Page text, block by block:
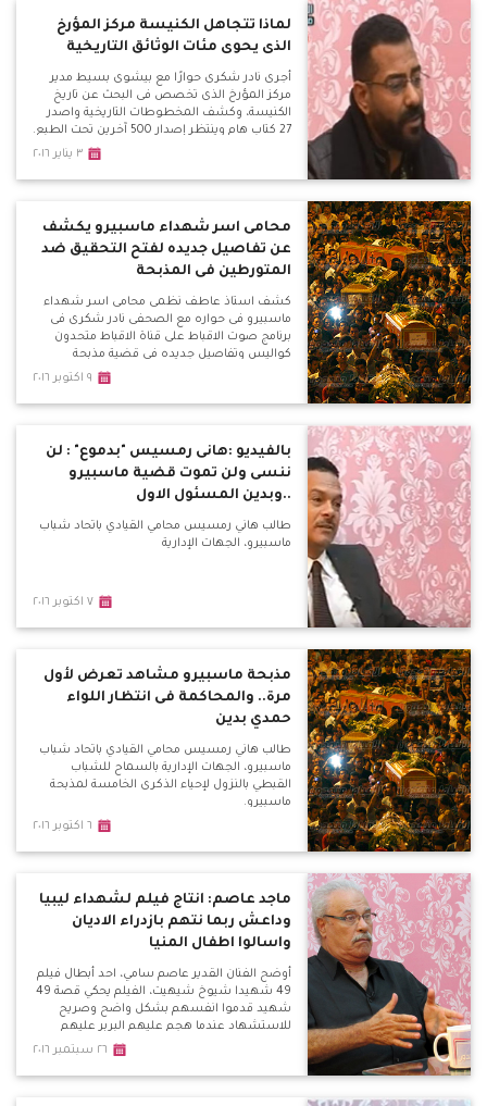
لماذا تتجاهل الكنيسة مركز المؤرخ
الذى يحوى مئات الوثائق التاريخية
أجرى نادر شكرى حوارًا مع بيشوى بسيط مدير
مركز المؤرخ الذى تخصص فى البحث عن تاريخ
الكنيسة، وكشف المخطوطات التاريخية واصدر
27 كتاب هام وينتظر إصدار 500 آخرين تحت الطبع.
ويكشف بسيط عن أهم التحديات التى تواجه
مدار 15 عاما رغم رغبته فى ان يكون هذا التراث
٣ يناير ٢٠١٦
محامى اسر شهداء ماسبيرو يكشف
عن تفاصيل جديده لفتح التحقيق ضد
المتورطين فى المذبحة
كشف استاذ عاطف نظمى محامى اسر شهداء
ماسبيرو فى حواره مع الصحفى نادر شكرى فى
برنامج صوت الاقباط على قناة الاقباط متحدون
كواليس وتفاصيل جديده فى قضية مذبحة
٩ اكتوبر ٢٠١٦
بالفيديو :هانى رمسيس "بدموع" : لن
ننسى ولن تموت قضية ماسبيرو
..وبدين المسئول الاول
طالب هاني رمسيس محامي القيادي باتحاد شباب
ماسبيرو، الجهات الإدارية
٧ اكتوبر ٢٠١٦
مذبحة ماسبيرو مشاهد تعرض لأول
مرة.. والمحاكمة فى انتظار اللواء
حمدي بدين
طالب هاني رمسيس محامي القيادي باتحاد شباب
ماسبيرو، الجهات الإدارية بالسماح للشباب
القبطي بالنزول لإحياء الذكرى الخامسة لمذبحة
ماسبيرو.
٦ اكتوبر ٢٠١٦
ماجد عاصم: انتاج فيلم لشهداء ليبيا
وداعش ربما نتهم بازدراء الاديان
واسالوا اطفال المنيا
أوضح الفنان القدير عاصم سامي، احد أبطال فيلم
49 شهيدا شيوخ شيهيت، الفيلم يحكي قصة 49
شهيد قدموا انفسهم بشكل واضح وصريح
للاستشهاد عندما هجم عليهم البربر عليهم
٢٦ سبتمبر ٢٠١٦